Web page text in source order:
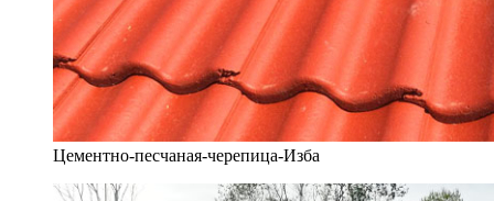
Цементно-песчаная-черепица-Изба